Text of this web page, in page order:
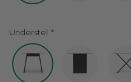
Understel